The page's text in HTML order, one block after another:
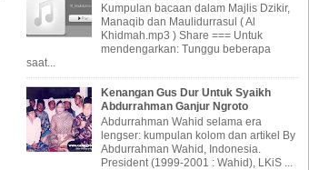
Kumpulan bacaan dalam Majlis Dzikir,
Manaqib dan Maulidurrasul ( Al
Khidmah.mp3 ) Share === Untuk
mendengarkan: Tunggu beberapa
saat...
Kenangan Gus Dur Untuk Syaikh
Abdurrahman Ganjur Ngroto
Abdurrahman Wahid selama era
lengser: kumpulan kolom dan artikel By
Abdurrahman Wahid, Indonesia.
President (1999-2001 : Wahid), LKiS ...